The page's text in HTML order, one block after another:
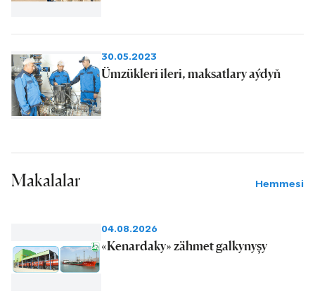
30.05.2023
Ümzükleri ileri, maksatlary aýdyň
Makalalar Hemmesi
04.08.2026
«Kenardaky» zähmet galkynyşy